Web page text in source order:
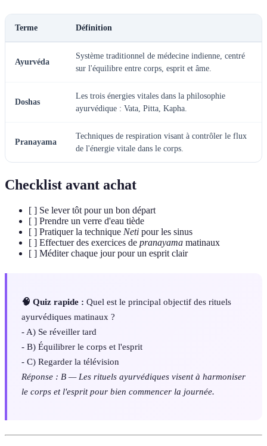
Terme Définition
Ayurvéda
Système traditionnel de médecine indienne, centré
sur l'équilibre entre corps, esprit et âme.
Doshas
Les trois énergies vitales dans la philosophie
ayurvédique : Vata, Pitta, Kapha.
Pranayama
Techniques de respiration visant à contrôler le flux
de l'énergie vitale dans le corps.
Checklist avant achat
[ ] Se lever tôt pour un bon départ
[ ] Prendre un verre d'eau tiède
[ ] Pratiquer la technique Neti pour les sinus
[ ] Effectuer des exercices de pranayama matinaux
[ ] Méditer chaque jour pour un esprit clair
🧠 Quiz rapide : Quel est le principal objectif des rituels
ayurvédiques matinaux ?
- A) Se réveiller tard
- B) Équilibrer le corps et l'esprit
- C) Regarder la télévision
Réponse : B — Les rituels ayurvédiques visent à harmoniser
le corps et l'esprit pour bien commencer la journée.